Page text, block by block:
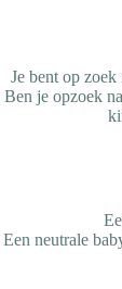
Je bent op
Ben je opzoek
Een neutrale